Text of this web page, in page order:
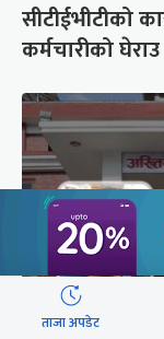
सीटीईभीटीको
कर्मचारीको
ताजा अपडेट